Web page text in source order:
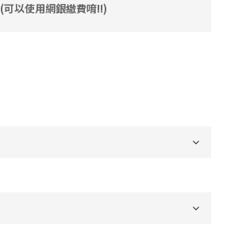
以使用網銀繳費唷!!)